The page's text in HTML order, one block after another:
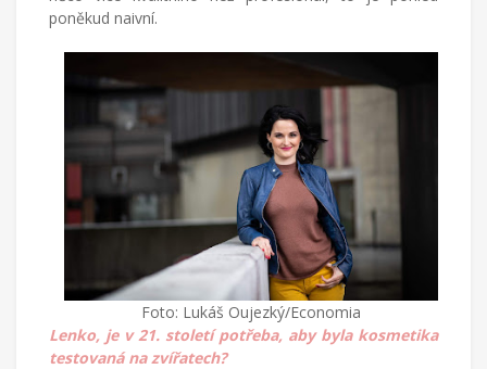
poněkud naivní.
Foto: Lukáš Oujezký/Economia
Lenko, je v 21. století potřeba, aby byla kosmetika
testovaná na zvířatech?